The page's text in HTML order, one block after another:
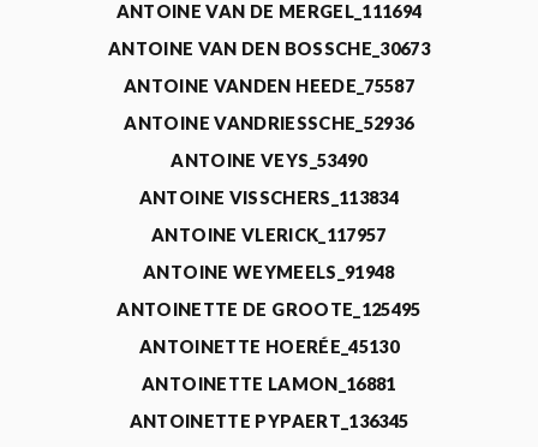
ANTOINE VAN DE MERGEL_111694
ANTOINE VAN DEN BOSSCHE_30673
ANTOINE VANDEN HEEDE_75587
ANTOINE VANDRIESSCHE_52936
ANTOINE VEYS_53490
ANTOINE VISSCHERS_113834
ANTOINE VLERICK_117957
ANTOINE WEYMEELS_91948
ANTOINETTE DE GROOTE_125495
ANTOINETTE HOERÉE_45130
ANTOINETTE LAMON_16881
ANTOINETTE PYPAERT_136345